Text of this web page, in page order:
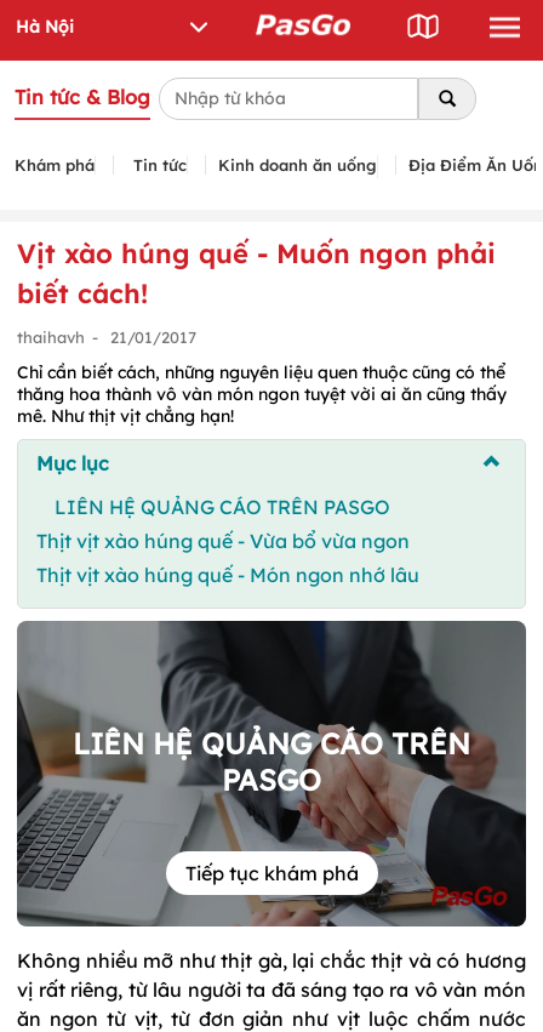
Tin tức & Blog
Khám phá Tin tức Kinh doanh ăn uống Địa Điểm Ăn
Vịt xào húng quế - Muốn ngon phải
biết cách!
thaihavh - 21/01/2017
Chỉ cần biết cách, những nguyên liệu quen thuộc cũng có thể
thăng hoa thành vô vàn món ngon tuyệt vời ai ăn cũng thấy
mê. Như thịt vịt chẳng hạn!
Mục lục
LIÊN HỆ QUẢNG CÁO TRÊN PASGO
Thịt vịt xào húng quế - Vừa bổ vừa ngon
Thịt vịt xào húng quế - Món ngon nhớ lâu
LIÊN HỆ QUẢNG CÁO TRÊN
PASGO
Tiếp tục khám phá
Không nhiều mỡ như thịt gà, lại chắc thịt và có hương
vị rất riêng, từ lâu người ta đã sáng tạo ra vô vàn món
ăn ngon từ vịt, từ đơn giản như vịt luộc chấm nước